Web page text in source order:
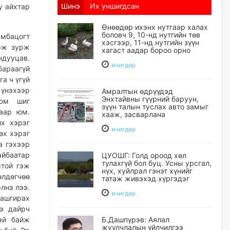
айхтар
зурж
ч үгүй
шиг
юм.
хэрэг
хэрэг
гэхээр
гэж
лээ.
дайрч
байж
Шинэ Их уншигдсан
Өнөөдөр ихэнх нутгаар халах
боловч 9, 10-нд нутгийн төв
хэсгээр, 11-нд нутгийн зүүн
хагаст аадар бороо орно
өчигдѳр
Амралтын өдрүүдэд
Энхтайвны гүүрний баруун,
зүүн талын туслах авто замыг
хааж, засварлана
өчигдѳр
ЦУОШГ: Голд ороод хөл
тулахгүй бол буц. Усны урсгал,
нүх, хуйлрал гэнэт хүнийг
татаж живэхэд хүргэдэг
өчигдѳр
Б.Дашпүрэв: Аялал
жуулчлалын үйлчилгээ